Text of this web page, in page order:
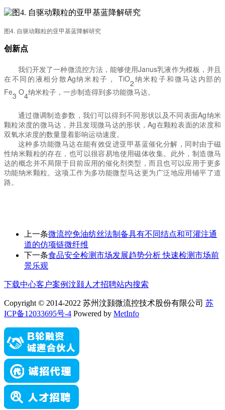
图4. 自驱动颗粒的亚甲基蓝降解研究
创新点
我们开发了一种微流控方法，能够使用Janus乳液作为模板，并且
在不同的液相分散Ag纳米粒子， TiO2纳米粒子和微马达内部的
Fe3 O4纳米粒子，一步制造得到多功能微马达。
通过微调制造参数，我们可以得到不同形状以及不同表面Ag纳米
颗粒浓度的微马达，并且发现微马达的形状，Ag在颗粒表面的浓度和
双氧水浓度的数量显着影响运动速度。
这种多功能微马达在能有效促进亚甲基蓝催化分解，同时由于磁
性纳米颗粒的存在，也可以很容易地使用磁体收集。此外，制造微马
达的概念并不局限于目前应用的催化剂类型，而且也可以应用于更多
功能纳米颗粒。这项工作为多功能微型马达更为广泛地应用铺平了道
路。
上一条微流控免油纺丝法制备具有不同结点和可灌注通
道的仿项链微纤维
下一条食品安全检测市场发展趋势分析 快速检测市场前
景乐观
下载中心客户案例汶颢人才招聘站内搜索
Copyright © 2014-2022 苏州汶颢微流控技术股份有限公司 苏
ICP备12033695号-4 Powered by MetInfo